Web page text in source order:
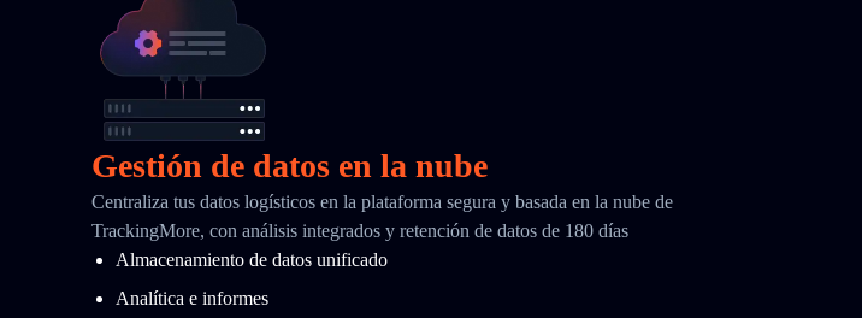
Gestión de datos en la nube
Centraliza tus datos logísticos en la plataforma segura y basada en la nube de
TrackingMore, con análisis integrados y retención de datos de 180 días
Almacenamiento de datos unificado
Analítica e informes